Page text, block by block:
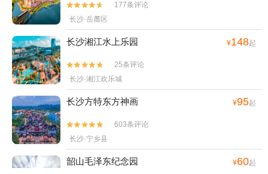


177条评论
长沙·岳麓区
长沙湘江水上乐园 ¥148起


25条评论
长沙·湘江欢乐城
长沙方特东方神画 ¥95起


603条评论
长沙·宁乡县
韶山毛泽东纪念园 ¥60起